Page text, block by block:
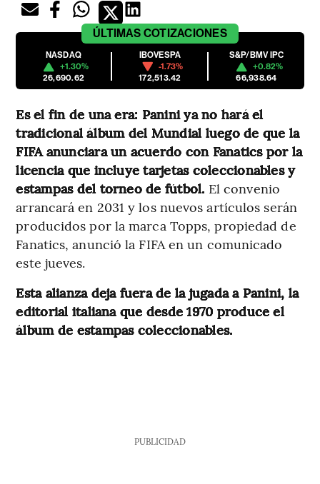
ÚLTIMAS COTIZACIONES
NASDAQ
+1.30%
26,690.62
IBOVESPA
-1.73%
172,513.42
S&P/BMV IPC
+0.82%
66,938.64
Es el fin de una era: Panini ya no hará el
tradicional álbum del Mundial luego de que la
FIFA anunciara un acuerdo con Fanatics por la
licencia que incluye tarjetas coleccionables y
estampas del torneo de fútbol. El convenio
arrancará en 2031 y los nuevos artículos serán
producidos por la marca Topps, propiedad de
Fanatics, anunció la FIFA en un comunicado
este jueves.
Esta alianza deja fuera de la jugada a Panini, la
editorial italiana que desde 1970 produce el
álbum de estampas coleccionables.
PUBLICIDAD